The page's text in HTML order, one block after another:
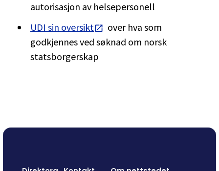
autorisasjon av helsepersonell
UDI sin oversikt
over hva som
godkjennes ved søknad om norsk
statsborgerskap